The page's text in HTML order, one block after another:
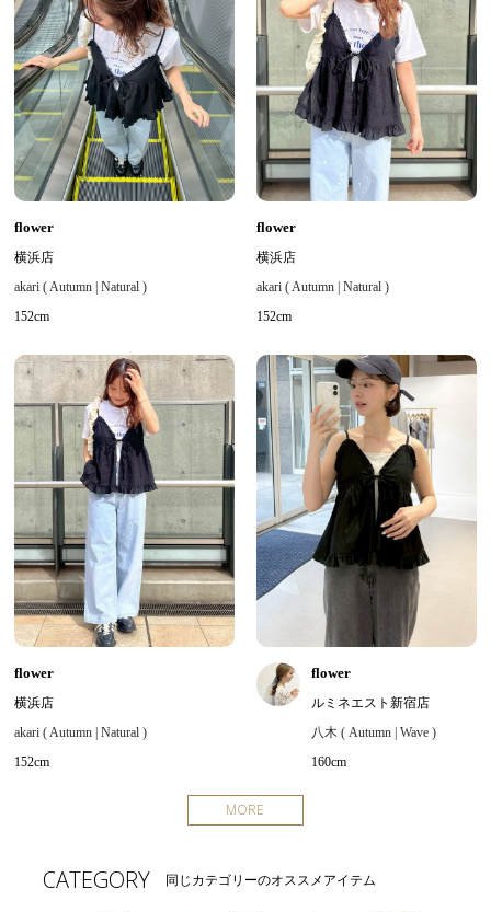
flower
横浜店
akari ( Autumn | Natural )
152cm
flower
横浜店
akari ( Autumn | Natural )
152cm
flower
横浜店
akari ( Autumn | Natural )
152cm
flower
ルミネエスト新宿店
八木 ( Autumn | Wave )
160cm
MORE
CATEGORY 同じカテゴリーのオススメアイテム